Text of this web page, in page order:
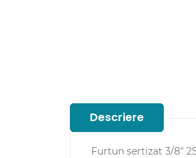
Descriere
Furtun sertizat 3/8"